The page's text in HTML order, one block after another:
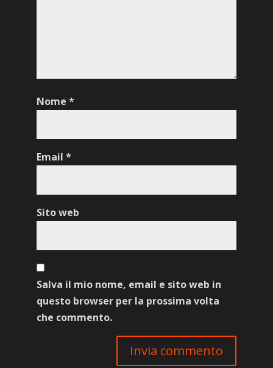
Nome *
Email *
Sito web
Salva il mio nome, email e sito web in
questo browser per la prossima volta
che commento.